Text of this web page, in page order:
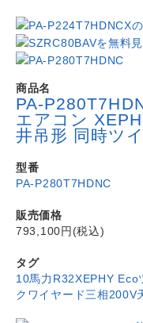
商品名
PA-
エアコン
井吊形 同時ツ
型番
PA-P280T7HDNC
販売価格
793,100円(税込)
タグ
10馬力 R32XEPHY Eco
ク ワイヤード三相200V